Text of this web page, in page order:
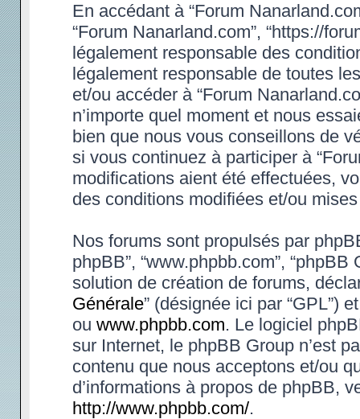
En accédant à “Forum
“Forum Nanarland.com”, “https://
légalement responsable des
légalement responsable de toutes
et/ou accéder à “Forum
n’importe quel moment et nous
bien que nous vous conseillons de
si vous continuez à participer à
modifications aient été effectuées,
des conditions modifiées et/ou
Nos forums sont propulsés par
phpBB”, “www.phpbb.com”,
solution de création de forums,
Générale” (désignée ici par “GPL”)
ou www.phpbb.com. Le logiciel
sur Internet, le phpBB Group n’est
contenu que nous acceptons et/ou
d’informations à propos de phpBB,
http://www.phpbb.com/.